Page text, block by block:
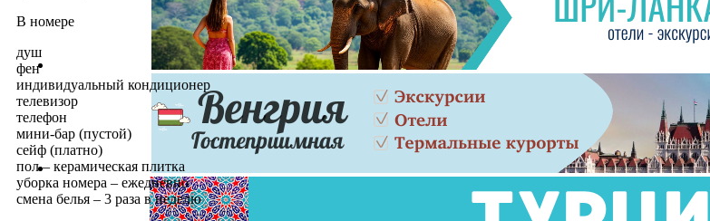
В номере
душ
фен
индивидуальный кондиционер
телевизор
телефон
мини-бар (пустой)
сейф (платно)
пол – керамическая плитка
уборка номера – ежедневно
смена белья – 3 раза в неделю